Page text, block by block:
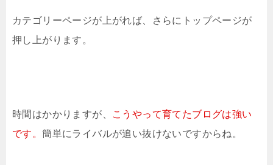
カテゴリーページが上がれば、さらにトップページが
押し上がります。
時間はかかりますが、
こうやって育てたブログは強い
です。簡単にライバルが追い抜けないですからね。